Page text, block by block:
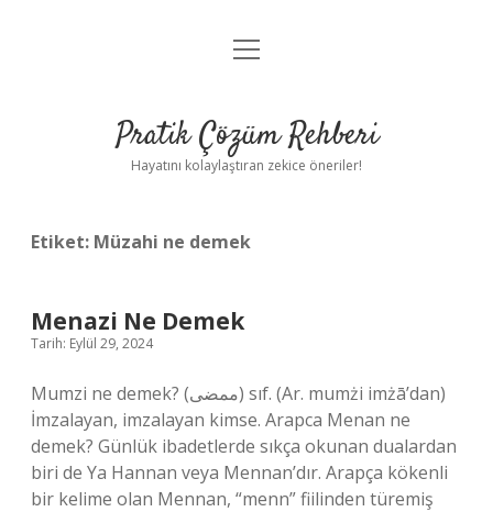
Anasayfa
Yasal Uyarı
menüyü
Pratik Çözüm Rehberi
Hayatını kolaylaştıran zekice öneriler!
Etiket: Müzahi ne demek
Menazi Ne Demek
Tarih: Eylül 29, 2024
Mumzi ne demek? (ﻣﻤﻀﻰ) sıf. (Ar. mumżі imżā’dan)
İmzalayan, imzalayan kimse. Arapca Menan ne
demek? Günlük ibadetlerde sıkça okunan dualardan
biri de Ya Hannan veya Mennan’dır. Arapça kökenli
bir kelime olan Mennan, “menn” fiilinden türemiş